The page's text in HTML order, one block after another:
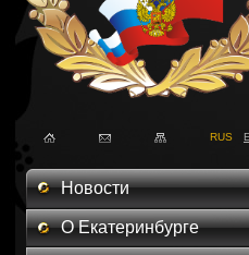
RUS
Новости
О Екатеринбурге